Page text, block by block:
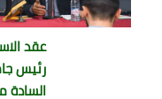
عقد
رئيس
السادة